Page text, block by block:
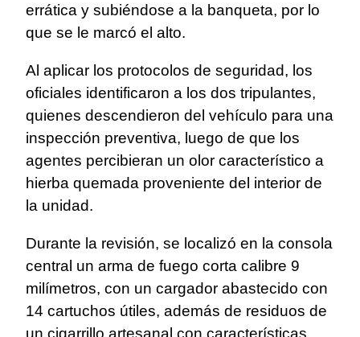
errática y subiéndose a la banqueta, por lo
que se le marcó el alto.
Al aplicar los protocolos de seguridad, los
oficiales identificaron a los dos tripulantes,
quienes descendieron del vehículo para una
inspección preventiva, luego de que los
agentes percibieran un olor característico a
hierba quemada proveniente del interior de
la unidad.
Durante la revisión, se localizó en la consola
central un arma de fuego corta calibre 9
milímetros, con un cargador abastecido con
14 cartuchos útiles, además de residuos de
un cigarrillo artesanal con características